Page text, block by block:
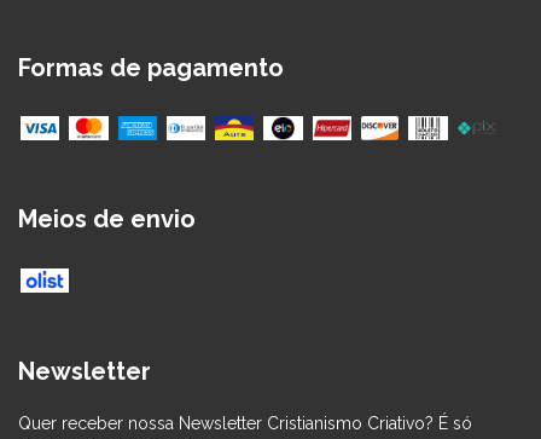
Formas de pagamento
Meios de envio
Newsletter
Quer receber nossa Newsletter Cristianismo Criativo? É só